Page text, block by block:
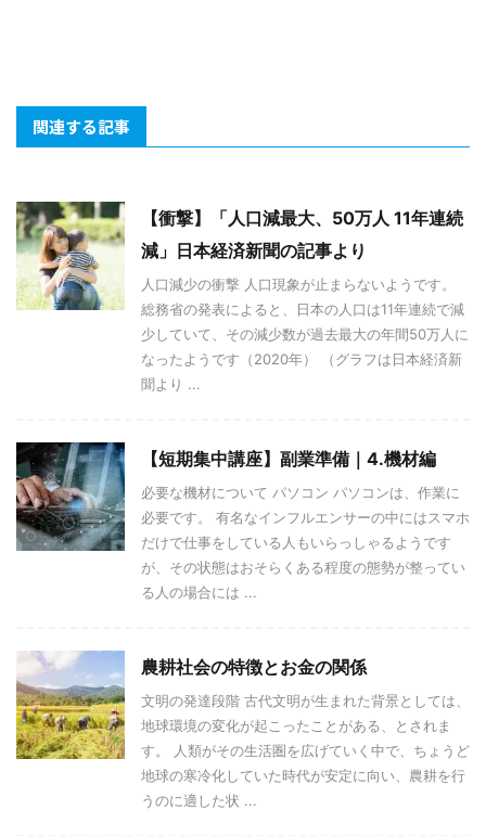
関連する記事
【衝撃】「人口減最大、50万人 11年連続
減」日本経済新聞の記事より
人口減少の衝撃 人口現象が止まらないようです。
総務省の発表によると、日本の人口は11年連続で減
少していて、その減少数が過去最大の年間50万人に
なったようです（2020年） （グラフは日本経済新
聞より ...
【短期集中講座】副業準備｜4.機材編
必要な機材について パソコン パソコンは、作業に
必要です。 有名なインフルエンサーの中にはスマホ
だけで仕事をしている人もいらっしゃるようです
が、その状態はおそらくある程度の態勢が整ってい
る人の場合には ...
農耕社会の特徴とお金の関係
文明の発達段階 古代文明が生まれた背景としては、
地球環境の変化が起こったことがある、とされま
す。 人類がその生活圏を広げていく中で、ちょうど
地球の寒冷化していた時代が安定に向い、農耕を行
うのに適した状 ...